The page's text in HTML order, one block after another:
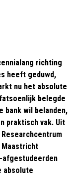
richting
heeft geduwd,
nu het absolute
belegde
bank wil belanden,
praktisch vak. Uit
Maastricht
afgestudeerden
absolute